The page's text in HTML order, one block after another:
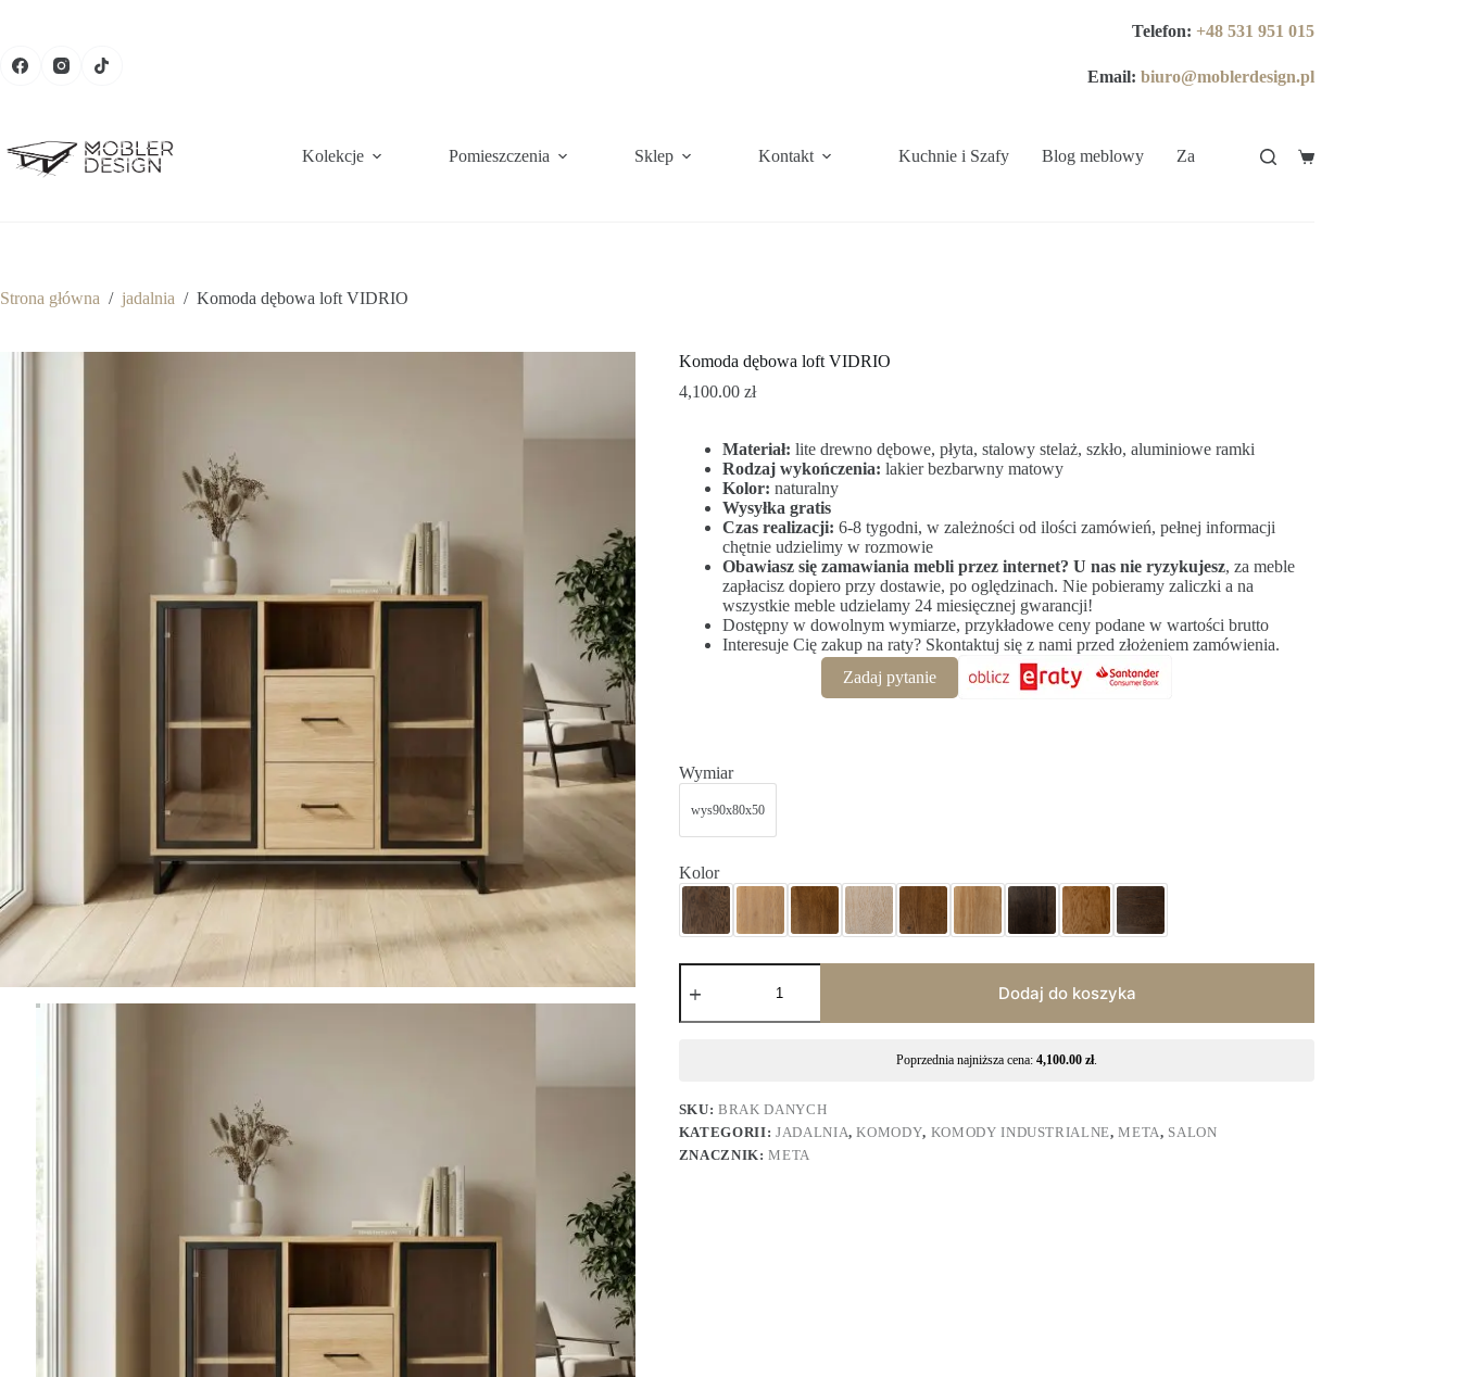
Telefon: +48 531 951 015
Email: biuro@moblerdesign.pl
Kolekcje Pomieszczenia Sklep Kontakt Kuchnie i Szafy Blog meblowy Zakup na Raty
Strona główna / jadalnia / Komoda dębowa loft VIDRIO
Komoda dębowa loft VIDRIO
4,100.00 zł
Materiał: lite drewno dębowe, płyta, stalowy stelaż, szkło, aluminiowe ramki
Rodzaj wykończenia: lakier bezbarwny matowy
Kolor: naturalny
Wysyłka gratis
Czas realizacji: 6-8 tygodni, w zależności od ilości zamówień, pełnej informacji
chętnie udzielimy w rozmowie
Obawiasz się zamawiania mebli przez internet? U nas nie ryzykujesz, za meble
zapłacisz dopiero przy dostawie, po oględzinach. Nie pobieramy zaliczki a na
wszystkie meble udzielamy 24 miesięcznej gwarancji!
Dostępny w dowolnym wymiarze, przykładowe ceny podane w wartości brutto
Interesuje Cię zakup na raty? Skontaktuj się z nami przed złożeniem zamówienia.
Zadaj pytanie
Wymiar
wys90x80x50
Kolor
Dodaj do koszyka
Poprzednia najniższa cena: 4,100.00 zł.
SKU:BRAK DANYCH
KATEGORII: JADALNIA,KOMODY, KOMODY INDUSTRIALNE,META, SALON
ZNACZNIK:META